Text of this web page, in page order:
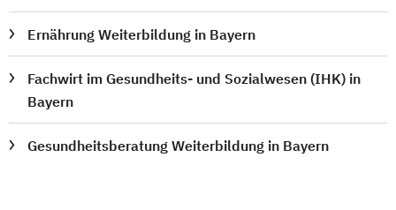
Ernährung Weiterbildung in Bayern
Fachwirt im Gesundheits- und Sozialwesen (IHK) in
Bayern
Gesundheitsberatung Weiterbildung in Bayern